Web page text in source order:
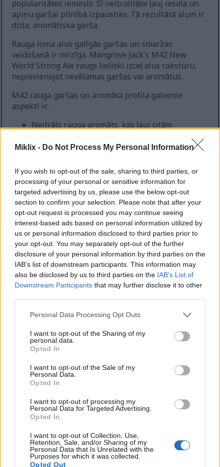
Miklix - Do Not Process My Personal Information
If you wish to opt-out of the sale, sharing to third parties, or
processing of your personal or sensitive information for
targeted advertising by us, please use the below opt-out
section to confirm your selection. Please note that after your
opt-out request is processed you may continue seeing
interest-based ads based on personal information utilized by
us or personal information disclosed to third parties prior to
your opt-out. You may separately opt-out of the further
disclosure of your personal information by third parties on the
IAB’s list of downstream participants. This information may
also be disclosed by us to third parties on the IAB’s List of
Downstream Participants that may further disclose it to other
Please note that this website/app uses one or more Google
not limited to your visit or usage behaviour. You may click to
grant or deny consent to Google and its third-party tags to
use your data for below specified purposes in below Google
consent section.
Personal Data Processing Opt Outs
I want to opt-out of the Sharing of my
personal data.
Opted In
I want to opt-out of the Sale of my
Personal Data.
Opted In
I want to opt-out of processing my
Personal Data for Targeted Advertising.
Opted In
I want to opt-out of Collection, Use,
Retention, Sale, and/or Sharing of my
Personal Data that Is Unrelated with the
Purposes for which it was collected.
Opted Out
popularitātes iemesls. Šī neitralitāte ļauj iesala un
apiņu garšai pilnībā izpausties. Tā rezultātā alum ir
dziļa, aromātiska garša.
Rauga loma alus galīgās garšas un smaržas
veidošanā ir milzīga. Mangrove Jack's M42 New
World Strong Ale raugs lieliski izceļ alus raksturu,
nepievienojot nevēlamas garšas vai aromātus.
M42 rauga garšas un aromāta profila galvenie
aspekti ir:
Neitrāls rauga aromāts, kas ļauj citām
Tīrs fermentācijas profils, kas bagātina alus
Spēja izcelt iesala un apiņu sarežģītās garšas
Izmantojot šīs īpašības, alus darītāji var radīt
dažādus alus stilus. No spēcīgiem eiliem līdz
delikātiem lageriem, katram var būt sava atšķirīga
garša un aromāts.
Labākie alus stili M42 raugam
M42 rauga celms ir pazīstams ar savu daudzpusību,
ideāli piemērotu dažādiem alus stiliem.
Mangrove Jack's M42 ir iecienīts alus darītāju vidū,
pateicoties tā pielāgošanās spējai un spējai radīt
sarežģītas garšas. Tas izceļas ar vairākiem alus
stiliem, tostarp:
IPA, kur tas pastiprina apiņu garšas ar augstās
Porteriem un Stoutiem, piešķirot bagātīgu,
maigu sajūtu mutē un dziļas, grauzdētas
Krievu impērijas stouts ar augstu alkohola
toleranci un vājināšanās pakāpi, kas rada
spēcīgu, kompleksu alu.